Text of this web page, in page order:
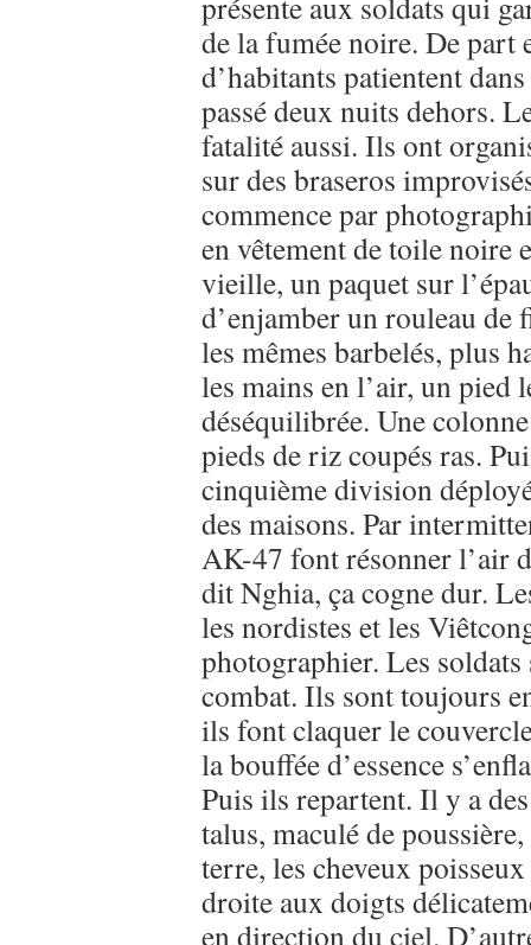
de la fumée noire. De part
d’habitants patientent
passé deux nuits dehors.
fatalité aussi. Ils ont
sur des braseros
commence par
en vêtement de toile noire
vieille, un paquet sur
d’enjamber un rouleau de
les mêmes barbelés, plus
les mains en l’air, un pied
déséquilibrée. Une
pieds de riz coupés ras.
cinquième division
des maisons. Par
AK-47 font résonner l’air
dit Nghia, ça cogne dur.
les nordistes et les
photographier. Les
combat. Ils sont toujours
ils font claquer le
la bouffée d’essence
Puis ils repartent. Il y a
talus, maculé de
terre, les cheveux
droite aux doigts
en direction du ciel.